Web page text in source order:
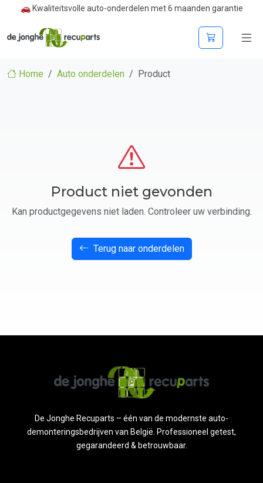
🚗 Kwaliteitsvolle auto-onderdelen met 6 maanden garantie
Home Auto onderdelen Product
Product niet gevonden
Kan productgegevens niet laden. Controleer uw verbinding.
Terug naar onderdelen
De Jonghe Recuparts – één van de modernste auto-
demonteringsbedrijven van België. Professioneel getest,
gegarandeerd & betrouwbaar.